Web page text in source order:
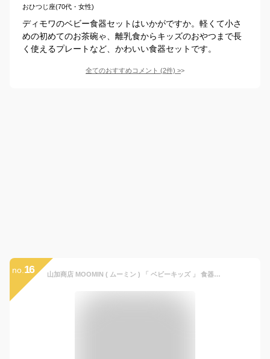
おひつじ座(70代・女性)
ディモワのベビー食器セットはいかがですか。軽くて小さ
めの初めてのお茶碗ゃ、離乳食からキッズのおやつまで長
く使えるプレートなど、かわいい食器セットです。
全てのおすすめコメント (2件) >
no. 16 山加商店 MOOMIN ( ムーミン ) 「 ベビーキッズ 」 食器セット 4点 ベビー 子ども食器 (ギフト箱入) 電子レンジ 食洗機対応 ムーミン グッズ 北欧 母の日 プレゼント 食器 ギフト 結婚祝い 日本製 MM1200-113